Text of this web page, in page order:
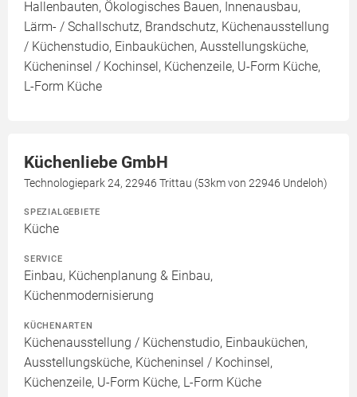
Hallenbauten, Ökologisches Bauen, Innenausbau,
Lärm- / Schallschutz, Brandschutz, Küchenausstellung
/ Küchenstudio, Einbauküchen, Ausstellungsküche,
Kücheninsel / Kochinsel, Küchenzeile, U-Form Küche,
L-Form Küche
Küchenliebe GmbH
Technologiepark 24, 22946 Trittau (53km von 22946 Undeloh)
SPEZIALGEBIETE
Küche
SERVICE
Einbau, Küchenplanung & Einbau,
Küchenmodernisierung
KÜCHENARTEN
Küchenausstellung / Küchenstudio, Einbauküchen,
Ausstellungsküche, Kücheninsel / Kochinsel,
Küchenzeile, U-Form Küche, L-Form Küche